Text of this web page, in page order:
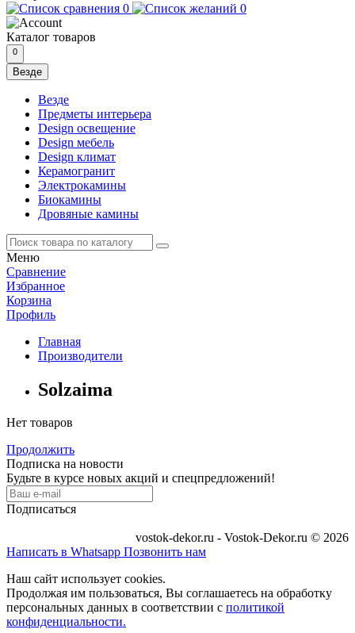
0 0
Каталог товаров
0
Везде
Везде
Предметы интерьера
Design освещение
Design мебель
Design климат
Керамогранит
Электрокамины
Биокамины
Дровяные камины
Меню
Сравнение
Избранное
Корзина
Профиль
Главная
Производители
Solzaima
Нет товаров
Продолжить
Подписка на новости
Будьте в курсе новых акций и спецпредложений!
Подписаться
vostok-dekor.ru - Vostok-Dekor.ru © 2026
Написать в Whatsapp Позвонить нам
Наш сайт использует cookies.
Продолжая им пользоваться, Вы соглашаетесь на обработку
персональных данных в соответствии с политикой
конфиденциальности.